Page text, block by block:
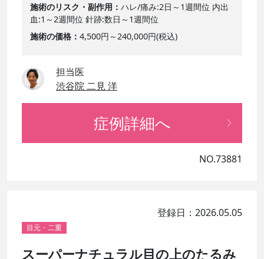
施術のリスク・副作用
ハレ/痛み:2日～1週間位 内出
血:1～2週間位 針跡:数日～1週間位
施術の価格
4,500円～240,000円(税込)
担当医
渋谷院 二見 洋
症例詳細へ
NO.73881
登録日：2026.05.05
目元・二重
スーパーナチュラル目の上のたるみ